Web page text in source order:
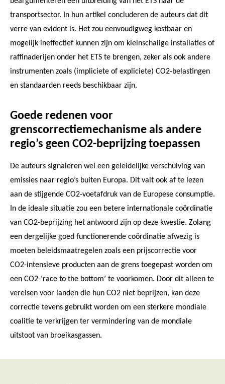
transportsector. In hun artikel concluderen de auteurs dat dit
verre van evident is. Het zou eenvoudigweg kostbaar en
mogelijk ineffectief kunnen zijn om kleinschalige installaties of
raffinaderijen onder het ETS te brengen, zeker als ook andere
instrumenten zoals (impliciete of expliciete) CO2-belastingen
en standaarden reeds beschikbaar zijn.
Goede redenen voor
grenscorrectiemechanisme als andere
regio’s geen CO2-beprijzing toepassen
De auteurs signaleren wel een geleidelijke verschuiving van
emissies naar regio’s buiten Europa. Dit valt ook af te lezen
aan de stijgende CO2-voetafdruk van de Europese consumptie.
In de ideale situatie zou een betere internationale coördinatie
van CO2-beprijzing het antwoord zijn op deze kwestie. Zolang
een dergelijke goed functionerende coördinatie afwezig is
moeten beleidsmaatregelen zoals een prijscorrectie voor
CO2-intensieve producten aan de grens toegepast worden om
een CO2-‘race to the bottom’ te voorkomen. Door dit alleen te
vereisen voor landen die hun CO2 niet beprijzen, kan deze
correctie tevens gebruikt worden om een sterkere mondiale
coalitie te verkrijgen ter vermindering van de mondiale
uitstoot van broeikasgassen.